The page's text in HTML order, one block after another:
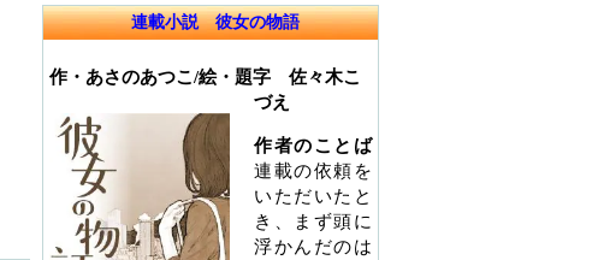
連載小説 彼女の物語
作・あさのあつこ/絵・題字 佐々木こ
づえ
作者のことば
連載の依頼を
いただいたと
き、まず頭に
浮かんだのは